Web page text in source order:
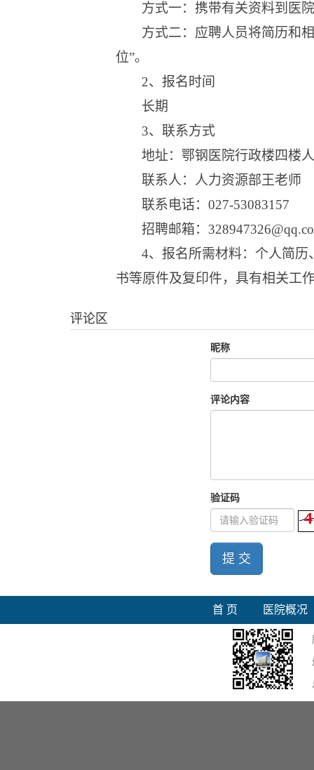
方式一：携带有关资料到医
方式二：应聘人员将简历和
位”。
2、 报名时间
长期
3、 联系方式
地址：鄂钢医院行政楼四楼
联系人：人力资源部王老师
联系电话： 027-53083157
招聘邮箱：
4、 报名所需材料：个人简
书等原件及复印件，具有相关工
评论区
昵称
评论内容
验证码
提 交
首 页 医院概况